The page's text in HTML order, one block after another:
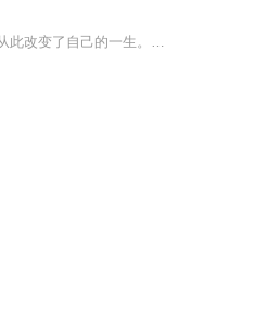
上官秀机缘巧合得到上古禁武随机变，也无意中发现了家传禁武灵魄吞噬的正确修炼方式，从此改变了自己的一生。他千变万化，样貌如鬼；他来无影去无踪，形迹如鬼；他心思狡黠反复无常，性情如鬼；本书讲述一位普通青年如何从平凡走向不平凡、从低谷登上巅峰的热血争霸历程。